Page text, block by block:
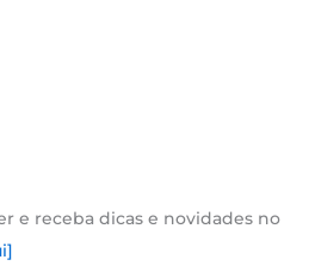
e receba dicas e novidades no